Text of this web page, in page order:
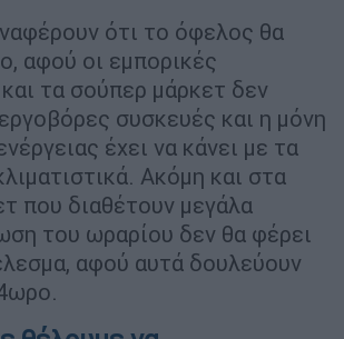
ότι το όφελος θα
αφού οι εμπορικές
και τα σούπερ μάρκετ δεν
συσκευές και η μόνη
έχει να κάνει με τα
Ακόμη και στα
που διαθέτουν μεγάλα
του ωραρίου δεν θα φέρει
αφού αυτά δουλεύουν